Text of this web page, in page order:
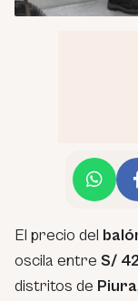
El precio del
oscila entre S/
distritos de Piura